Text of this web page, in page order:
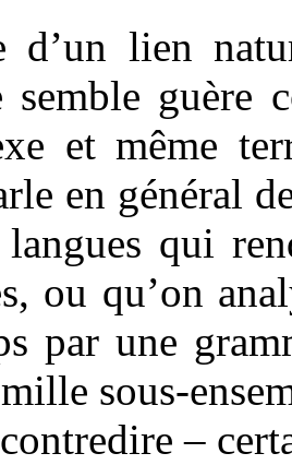
d’un lien
semble guère
et même
en général
qui
ou qu’on
par une
sous-
–